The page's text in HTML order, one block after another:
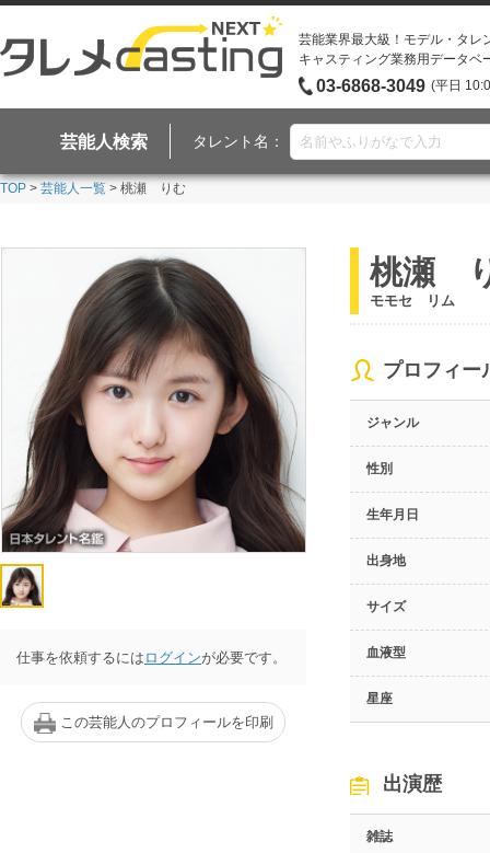
芸能業界最大級！モデル・タレ
キャスティング業務用データベ
03-6868-3049 (平日
芸能人検索 タレント名：
TOP > 芸能人一覧 > 桃瀬 りむ
仕事を依頼するには ログインが必要です。
この芸能人のプロフィールを印刷
桃瀬
モモセ リム
プロフィー
ジャンル
性別
生年月日
出身地
サイズ
血液型
星座
出演歴
雑誌